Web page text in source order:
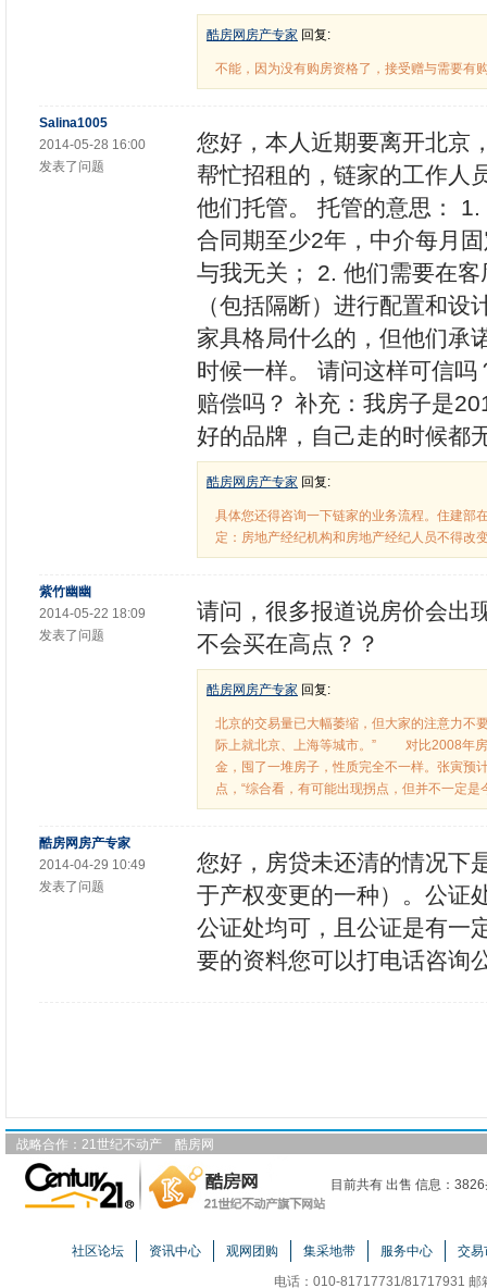
酷房网房产专家 回复:
不能，因为没有购房资格了，接受赠与需要有
Salina1005
2014-05-28 16:00
发表了问题
您好，本人近期要离开北京
帮忙招租的，链家的工作人
他们托管。 托管的意思：
合同期至少2年，中介每月
与我无关； 2. 他们需要在
（包括隔断）进行配置和
家具格局什么的，但他们承
时候一样。 请问这样可信
赔偿吗？ 补充：我房子是
好的品牌，自己走的时候都
酷房网房产专家 回复:
具体您还得咨询一下链家的业务流程。住建部
定：房地产经纪机构和房地产经纪人员不得改
紫竹幽幽
2014-05-22 18:09
发表了问题
请问，很多报道说房价会出
不会买在高点？？
酷房网房产专家 回复:
北京的交易量已大幅萎缩，但大家的注意力不
际上就北京、上海等城市。” 对比2008年房
金，囤了一堆房子，性质完全不一样。张寅预
点，“综合看，有可能出现拐点，但并不一定是
酷房网房产专家
2014-04-29 10:49
发表了问题
您好，房贷未还清的情况下
于产权变更的一种）。公证
公证处均可，且公证是有一
要的资料您可以打电话咨询
战略合作： 21世纪不动产 酷房网
目前共有 出售 信息：
社区论坛 资讯中心 观网团购 集采地带 服务中心
交易
电话：010-81717731/81717931 邮